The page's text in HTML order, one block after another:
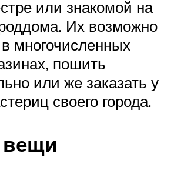
или знакомой на
Их возможно
многочисленных
пошить
или же заказать у
своего города.